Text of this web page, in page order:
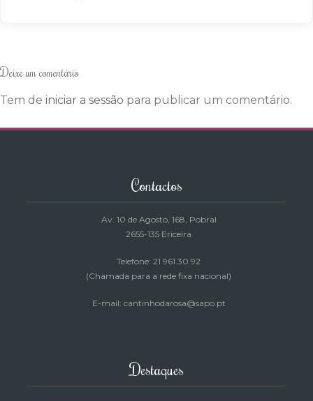
Deixe um comentário
Tem de iniciar a sessão para publicar um comentário.
Contactos
Av. 10 de Agosto, 168, Pobral
2655-135 Ericeira
Telefone: 21 961 30 92
(Chamada para a rede fixa nacional)
E-mail: cantinhodarosa@sapo.pt
Destaques